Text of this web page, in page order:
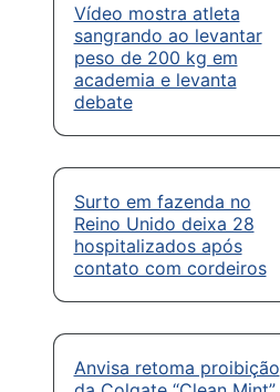
Vídeo mostra atleta
sangrando ao levantar
peso de 200 kg em
academia e levanta
debate
Surto em fazenda no
Reino Unido deixa 28
hospitalizados após
contato com cordeiros
Anvisa retoma proibição